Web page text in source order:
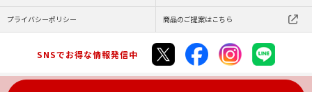
プライバシーポリシー 商品のご提案はこちら
SNSでお得な情報発信中